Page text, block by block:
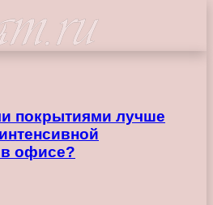
покрытиями лучше
в офисе?